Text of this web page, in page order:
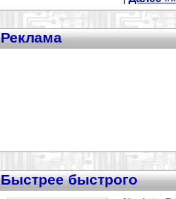
Реклама
Быстрее быстрого